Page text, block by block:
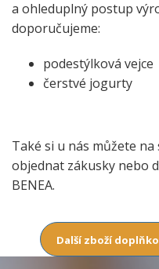
a ohleduplný postup
doporučujeme:
podestýlková vejce
čerstvé jogurty
Také si u nás můžete na
objednat zákusky nebo
BENEA.
Další zboží